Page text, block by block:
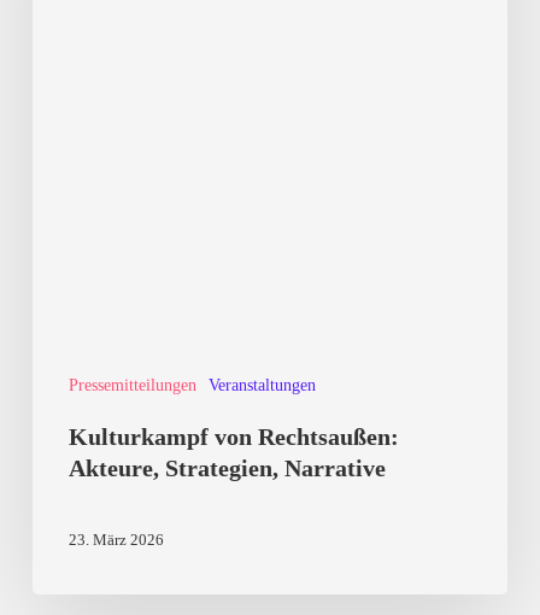
Pressemitteilungen Veranstaltungen
Kulturkampf von Rechtsaußen:
Akteure, Strategien, Narrative
23. März 2026